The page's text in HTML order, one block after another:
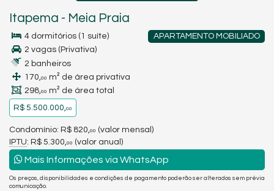
Itapema - Meia Praia
APARTAMENTO MOBILIADO
4 dormitórios (1 suíte)
2 vagas (Privativa)
2 banheiros
170,00 m² de área privativa
298,00 m² de área total
R$ 5.500.000,00
Condomínio: R$ 820, 00 (valor mensal)
IPTU: R$ 5.300, 00 (valor anual)
Mais Informações via WhatsApp
Os preços, disponibilidades e condições de pagamento poderão ser alterados sem prévia
comunicação.